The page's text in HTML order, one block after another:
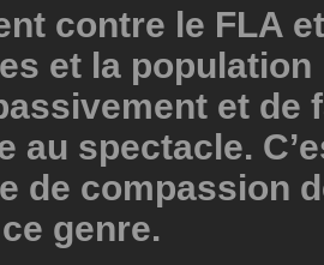
contre le FLA
et la
et de
au spectacle.
de compassion
genre.